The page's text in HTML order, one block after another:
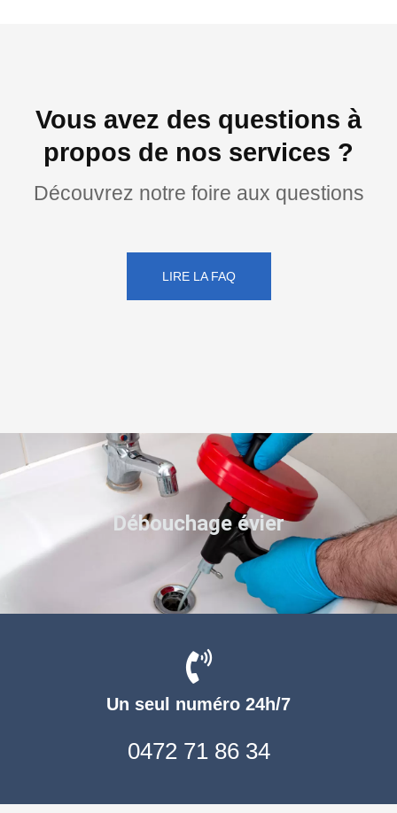
Vous avez des questions à
propos de nos services ?
Découvrez notre foire aux questions
LIRE LA FAQ
Un seul numéro 24h/7
0472 71 86 34
Débouchage évier